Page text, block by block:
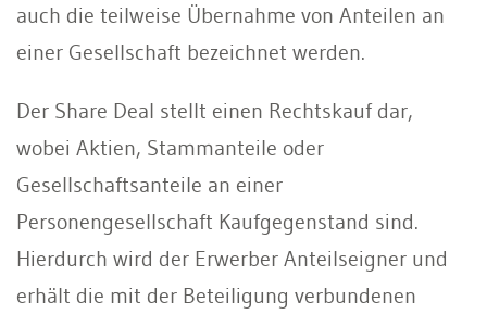
auch die teilweise Übernahme von Anteilen an
einer Gesellschaft bezeichnet werden.
Der Share Deal stellt einen Rechtskauf dar,
wobei Aktien, Stammanteile oder
Gesellschaftsanteile an einer
Personengesellschaft Kaufgegenstand sind.
Hierdurch wird der Erwerber Anteilseigner und
erhält die mit der Beteiligung verbundenen